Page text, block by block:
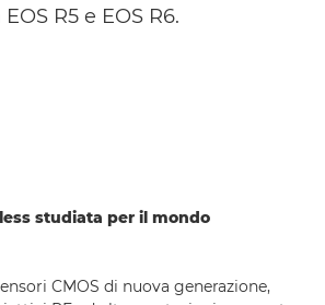
R5 e EOS R6.
studiata per il mondo
CMOS di nuova generazione,